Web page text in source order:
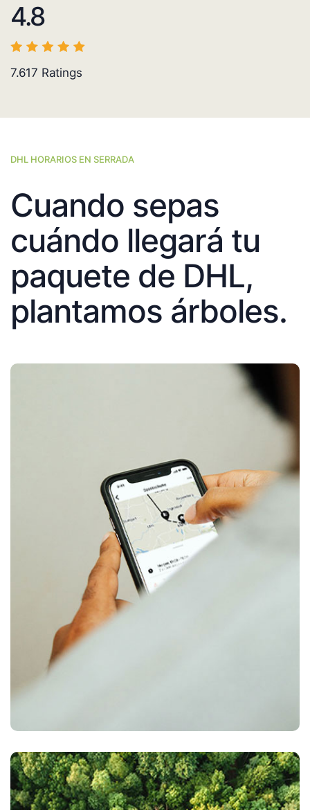
4.8
7.617 Ratings
DHL HORARIOS EN SERRADA
Cuando sepas
cuándo llegará tu
paquete de DHL,
plantamos árboles.